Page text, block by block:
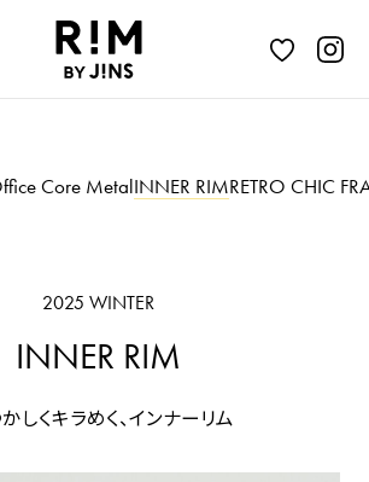
Core MetalINNER RIMRETRO CHIC
2025 WINTER
INNER RIM
しくキラめく、インナーリム